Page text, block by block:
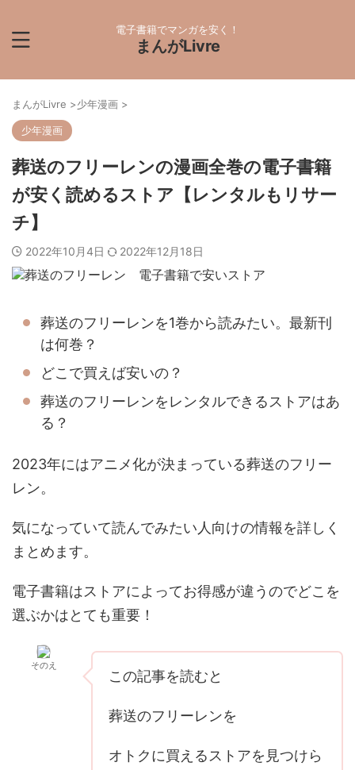
電子書籍でマンガを安く！
まんがLivre
まんがLivre >少年漫画 >
少年漫画
葬送のフリーレンの漫画全巻の電子書籍
が安く読めるストア【レンタルもリサー
チ】
2022年10月4日 2022年12月18日
葬送のフリーレンを1巻から読みたい。最新刊
は何巻？
どこで買えば安いの？
葬送のフリーレンをレンタルできるストアはあ
る？
2023年にはアニメ化が決まっている葬送のフリー
レン。
気になっていて読んでみたい人向けの情報を詳しく
まとめます。
電子書籍はストアによってお得感が違うのでどこを
選ぶかはとても重要！
そのえ
この記事を読むと
葬送のフリーレンを
オトクに買えるストアを見つけら